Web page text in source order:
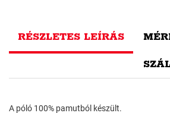
RÉSZLETES LEÍRÁS
A póló 100% pamutból készült.